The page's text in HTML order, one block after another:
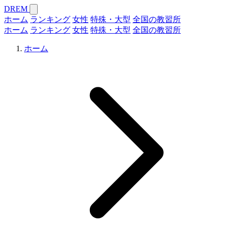
DREM
ホーム ランキング 女性 特殊・大型 全国の教習所
ホーム ランキング 女性 特殊・大型 全国の教習所
ホーム